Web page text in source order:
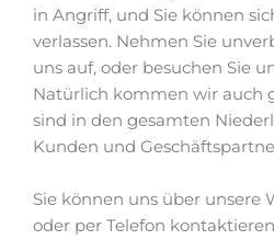
in Angriff, und Sie können
verlassen. Nehmen Sie
uns auf, oder besuchen Sie
Natürlich kommen wir auch
sind in den gesamten
Kunden und
Sie können uns über unsere
oder per Telefon